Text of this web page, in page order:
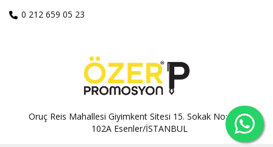
0 212 659 05 23
Oruç Reis Mahallesi Giyimkent Sitesi 15. Sokak No:100A-
102A Esenler/İSTANBUL